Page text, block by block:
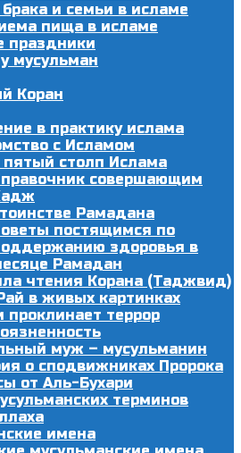
и семьи в исламе
пища в исламе
праздники
мусульман
Коран
в практику ислама
с Исламом
столп Ислама
совершающим
Рамадана
постящимся по
здоровья в
Рамадан
чтения Корана (Таджвид)
в живых картинках
проклинает террор
муж – мусульманин
о сподвижниках Пророка
от Аль-Бухари
терминов
имена